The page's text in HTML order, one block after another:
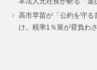
高市早苗が「公約を守
け。税率1％策が背負わ